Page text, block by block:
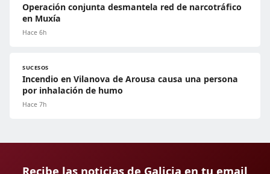
Operación conjunta desmantela red de narcotráfico
en Muxía
Hace 6h
SUCESOS
Incendio en Vilanova de Arousa causa una persona
por inhalación de humo
Hace 7h
Recibe las noticias de Galicia en tu email